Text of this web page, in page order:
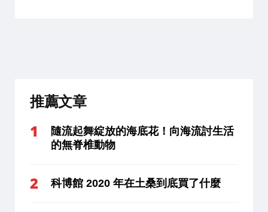
推薦文章
隨流起舞綻放的海底花！向海流討生活
的無脊椎動物
科博館 2020 年在土桑到底買了什麼